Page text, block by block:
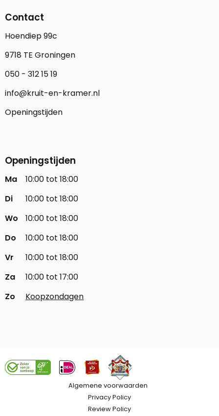
Contact
Hoendiep 99c
9718 TE Groningen
050 - 312 15 19
info@kruit-en-kramer.nl
Openingstijden
Openingstijden
Ma
10:00 tot 18:00
Di
10:00 tot 18:00
Wo
10:00 tot 18:00
Do
10:00 tot 18:00
Vr
10:00 tot 18:00
Za
10:00 tot 17:00
Zo
Koopzondagen
Algemene voorwaarden
Privacy Policy
Review Policy